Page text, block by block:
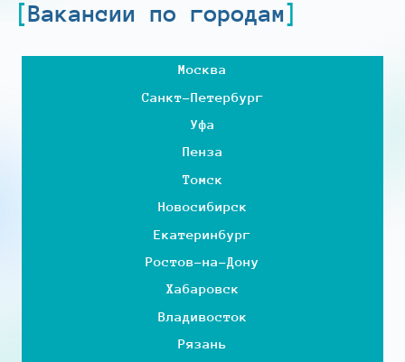
Вакансии по городам
Москва
Санкт-Петербург
Уфа
Пенза
Томск
Новосибирск
Екатеринбург
Ростов-на-Дону
Хабаровск
Владивосток
Рязань